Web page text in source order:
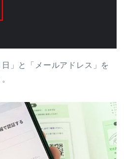
」と「メールアドレス」を